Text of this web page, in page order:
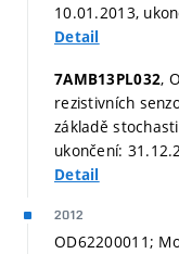
10.01.2013,
Detail
7AMB13PL032,
rezistivních
základě
ukončení:
Detail
2012
OD62200011;